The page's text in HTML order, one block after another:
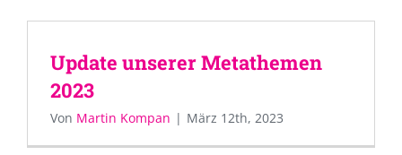
Update unserer Metathemen
2023
Von Martin Kompan | März 12th, 2023